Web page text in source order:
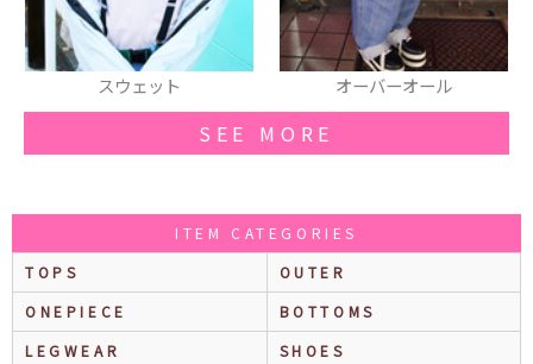
SEE MORE
ITEM CATEGORIES
TOPS
OUTER
ONEPIECE
BOTTOMS
LEGWEAR
SHOES